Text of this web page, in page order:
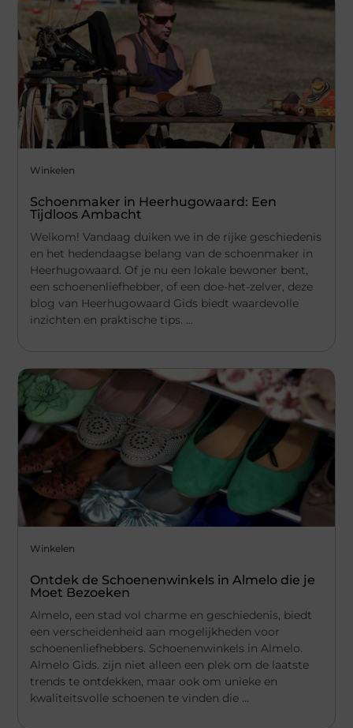
Winkelen
Schoenmaker in Heerhugowaard: Een
Tijdloos Ambacht
Welkom! Vandaag duiken we in de rijke geschiedenis
en het hedendaagse belang van de schoenmaker in
Heerhugowaard. Of je nu een lokale bewoner bent,
een schoenenliefhebber, of een doe-het-zelver, deze
blog van Heerhugowaard Gids biedt waardevolle
inzichten en praktische tips. ...
Winkelen
Ontdek de Schoenenwinkels in Almelo die je
Moet Bezoeken
Almelo, een stad vol charme en geschiedenis, biedt
een verscheidenheid aan mogelijkheden voor
schoenenliefhebbers. Schoenenwinkels in Almelo.
Almelo Gids. zijn niet alleen een plek om de laatste
trends te ontdekken, maar ook om unieke en
kwaliteitsvolle schoenen te vinden die ...